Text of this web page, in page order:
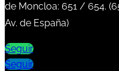
de Moncloa: 651 / 654. (
Av. de España)
Seguir
Seguir